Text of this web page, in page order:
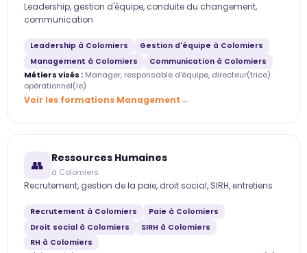
Leadership, gestion d'équipe, conduite du changement,
communication
Leadership à Colomiers
Gestion d'équipe à Colomiers
Management à Colomiers
Communication à Colomiers
Métiers visés : Manager, responsable d'équipe, directeur(trice)
opérationnel(le)
Voir les formations Management
👥 Ressources Humaines
à Colomiers
Recrutement, gestion de la paie, droit social, SIRH, entretiens
Recrutement à Colomiers
Paie à Colomiers
Droit social à Colomiers
SIRH à Colomiers
RH à Colomiers